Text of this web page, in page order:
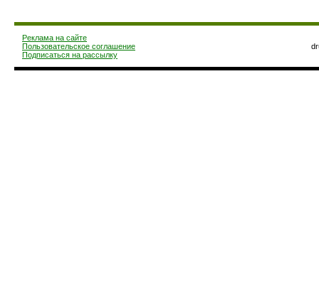
Реклама на сайте
Пользовательское соглашение
Подписаться на рассылку